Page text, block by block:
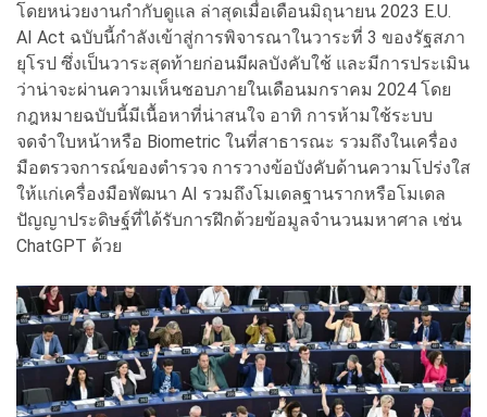
โดยหน่วยงานกำกับดูแล ล่าสุดเมื่อเดือนมิถุนายน 2023 E.U.
AI Act ฉบับนี้กำลังเข้าสู่การพิจารณาในวาระที่ 3 ของรัฐสภา
ยุโรป ซึ่งเป็นวาระสุดท้ายก่อนมีผลบังคับใช้ และมีการประเมิน
ว่าน่าจะผ่านความเห็นชอบภายในเดือนมกราคม 2024 โดย
กฎหมายฉบับนี้มีเนื้อหาที่น่าสนใจ อาทิ การห้ามใช้ระบบ
จดจำใบหน้าหรือ Biometric ในที่สาธารณะ รวมถึงในเครื่อง
มือตรวจการณ์ของตำรวจ การวางข้อบังคับด้านความโปร่งใส
ให้แก่เครื่องมือพัฒนา AI รวมถึงโมเดลฐานรากหรือโมเดล
ปัญญาประดิษฐ์ที่ได้รับการฝึกด้วยข้อมูลจำนวนมหาศาล เช่น
ChatGPT ด้วย